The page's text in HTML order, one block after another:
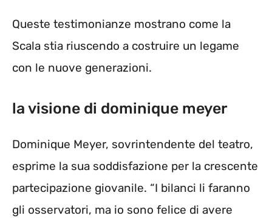
Queste testimonianze mostrano come la
Scala stia riuscendo a costruire un legame
con le nuove generazioni.
la visione di dominique meyer
Dominique Meyer, sovrintendente del teatro,
esprime la sua soddisfazione per la crescente
partecipazione giovanile. “I bilanci li faranno
gli osservatori, ma io sono felice di avere